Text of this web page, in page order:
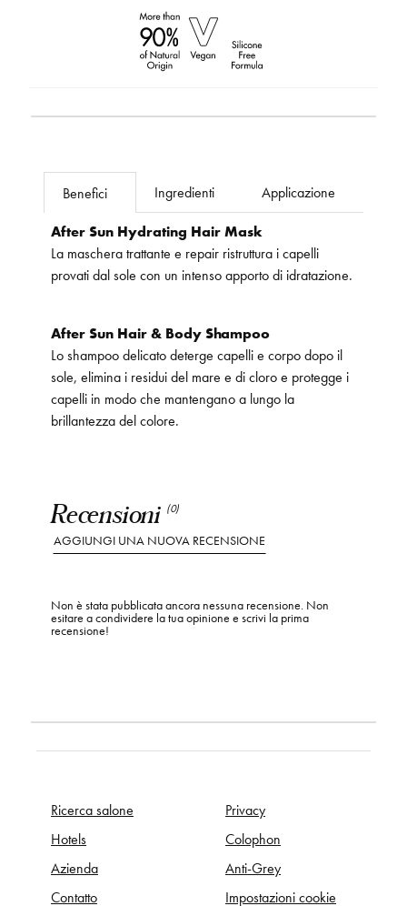
Recensioni (0)
AGGIUNGI UNA NUOVA RECENSIONE
Non è stata pubblicata ancora nessuna recensione. Non
esitare a condividere la tua opinione e scrivi la prima
recensione!
Benefici Ingredienti Applicazione
After Sun Hydrating Hair Mask
La maschera trattante e repair ristruttura i capelli
provati dal sole con un intenso apporto di idratazione.
After Sun Hair & Body Shampoo
Lo shampoo delicato deterge capelli e corpo dopo il
sole, elimina i residui del mare e di cloro e protegge i
capelli in modo che mantengano a lungo la
brillantezza del colore.
Ricerca salone
Hotels
Azienda
Contatto
Privacy
Colophon
Anti-Grey
Impostazioni cookie